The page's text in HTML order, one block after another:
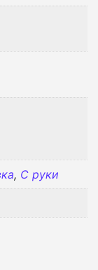
, С руки